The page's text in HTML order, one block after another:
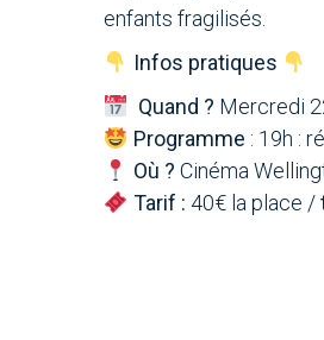
enfants fragilisés.
Infos pratiques
Quand ? Mercredi
Programme : 19h :
Où ? Cinéma
Tarif : 40€ la place /